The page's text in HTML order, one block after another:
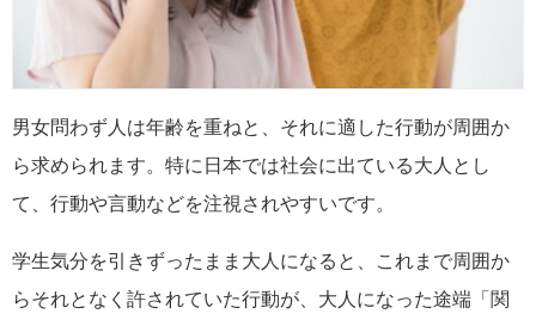
男女問わず人は年齢を重ねと、それに適した行動が周囲か
ら求められます。特に日本では社会に出ている大人とし
て、行動や言動などを注視されやすいです。
学生気分を引きずったまま大人になると、これまで周囲か
らそれとなく許されていた行動が、大人になった途端「関